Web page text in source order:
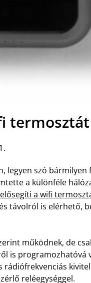
termosztát
legyen szó bármilyen
a különféle
a wifi
távolról is elérhető,
működnek, de
is programozhatóvá
reléegységgel.